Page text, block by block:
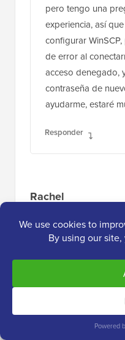
pero tengo una
experiencia, así
configurar
de error al
acceso denegado,
contraseña de
ayudarme, estaré
Responder
Rachel
clara para alguien
considera un